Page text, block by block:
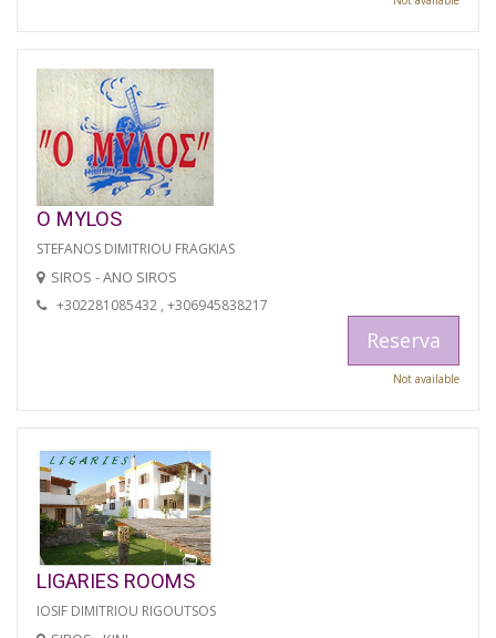
O MYLOS
STEFANOS DIMITRIOU FRAGKIAS
SIROS - ANO SIROS
+302281085432 , +306945838217
Reserva
Not available
LIGARIES ROOMS
IOSIF DIMITRIOU RIGOUTSOS